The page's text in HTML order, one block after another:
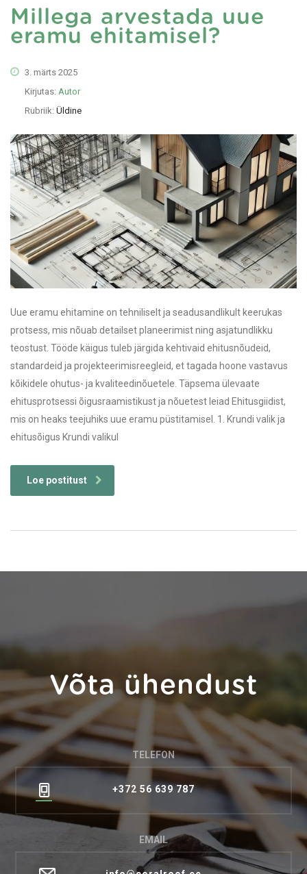
Millega arvestada uue
eramu ehitamisel?
3. märts 2025
Kirjutas: Autor
Rubriik: Üldine
Uue eramu ehitamine on tehniliselt ja seadusandlikult keerukas
protsess, mis nõuab detailset planeerimist ning asjatundlikku
teostust. Tööde käigus tuleb järgida kehtivaid ehitusnõudeid,
standardeid ja projekteerimisreegleid, et tagada hoone vastavus
kõikidele ohutus- ja kvaliteedinõuetele. Täpsema ülevaate
ehitusprotsessi õigusraamistikust ja nõuetest leiad Ehitusgiidist,
mis on heaks teejuhiks uue eramu püstitamisel. 1. Krundi valik ja
ehitusõigus Krundi valikul
Loe postitust
Võta ühendust
TELEFON
+372 56 639 787
EMAIL